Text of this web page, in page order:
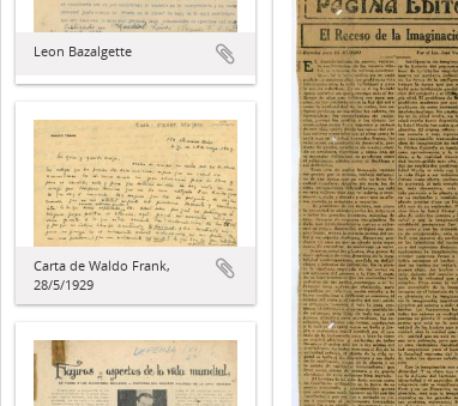
Leon Bazalgette
Carta de Waldo Frank,
28/5/1929